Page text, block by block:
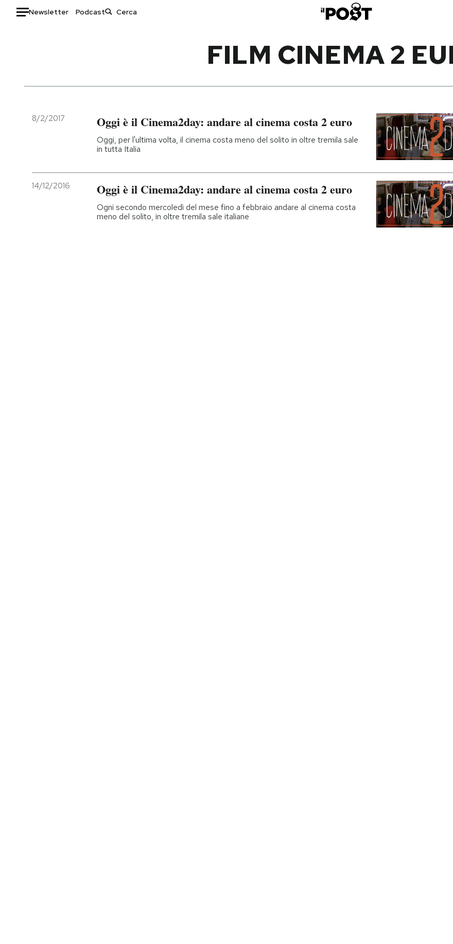
Newsletter Podcast
Italia
Politica
Cultura
Economia
Moda
Ok Boomer!
Europa
Altrecose
Mondiali calcio 2026
FILM CINEMA 2
8/2/2017 Oggi è il Cinema2day: andare al cinema costa 2 euro
Oggi, per l'ultima volta, il cinema costa meno del solito in oltre tremila sale
in tutta Italia
14/12/2016 Oggi è il Cinema2day: andare al cinema costa 2 euro
Ogni secondo mercoledì del mese fino a febbraio andare al cinema costa
meno del solito, in oltre tremila sale italiane